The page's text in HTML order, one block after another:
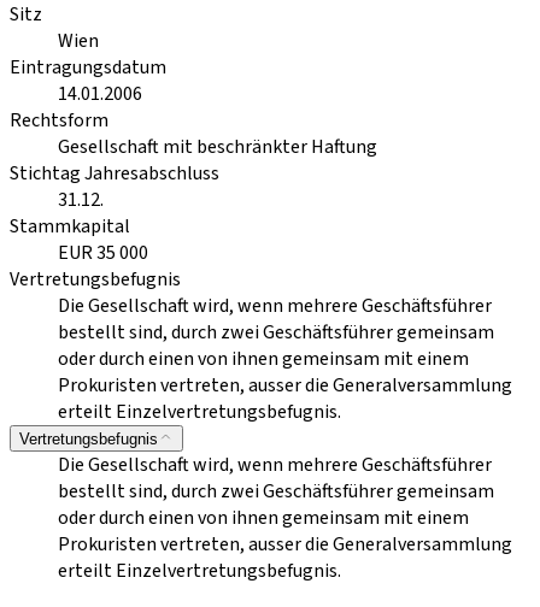
Sitz
Wien
Eintragungsdatum
14.01.2006
Rechtsform
Gesellschaft mit beschränkter Haftung
Stichtag Jahresabschluss
31.12.
Stammkapital
EUR 35 000
Vertretungsbefugnis
Die Gesellschaft wird, wenn mehrere Geschäftsführer
bestellt sind, durch zwei Geschäftsführer gemeinsam
oder durch einen von ihnen gemeinsam mit einem
Prokuristen vertreten, ausser die Generalversammlung
erteilt Einzelvertretungsbefugnis.
Vertretungsbefugnis
Die Gesellschaft wird, wenn mehrere Geschäftsführer
bestellt sind, durch zwei Geschäftsführer gemeinsam
oder durch einen von ihnen gemeinsam mit einem
Prokuristen vertreten, ausser die Generalversammlung
erteilt Einzelvertretungsbefugnis.